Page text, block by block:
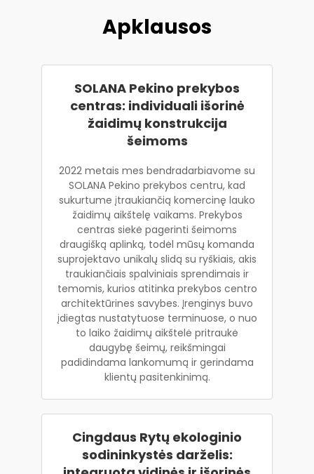
Apklausos
SOLANA Pekino prekybos
centras: individuali išorinė
žaidimų konstrukcija
šeimoms
2022 metais mes bendradarbiavome su
SOLANA Pekino prekybos centru, kad
sukurtume įtraukiančią komercinę lauko
žaidimų aikštelę vaikams. Prekybos
centras siekė pagerinti šeimoms
draugišką aplinką, todėl mūsų komanda
suprojektavo unikalų slidą su ryškiais, akis
traukiančiais spalviniais sprendimais ir
temomis, kurios atitinka prekybos centro
architektūrines savybes. Įrenginys buvo
įdiegtas nustatytuose terminuose, o nuo
to laiko žaidimų aikštelė pritraukė
daugybę šeimų, reikšmingai
padidindama lankomumą ir gerindama
klientų pasitenkinimą.
Cingdaus Rytų ekologinio
sodininkystės darželis: